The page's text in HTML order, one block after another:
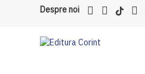
Despre noi